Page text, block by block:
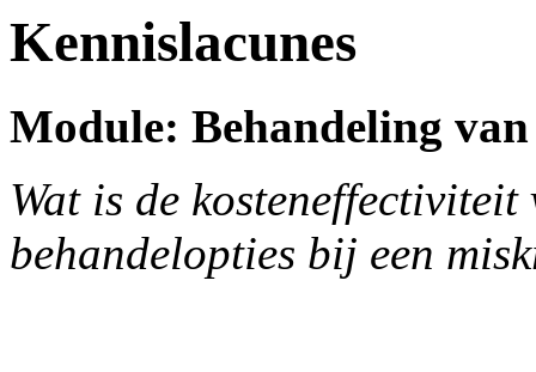
Kennislacunes
Module: Behandeling
Wat is de
behandelopties bij een